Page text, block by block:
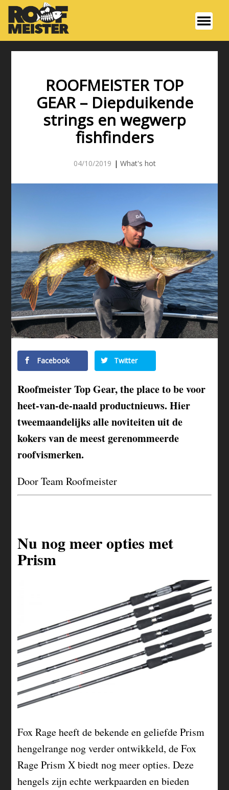
ROOFMEISTER TOP
GEAR – Diepduikende
strings en wegwerp
fishfinders
04/10/2019 | What's hot
Facebook Twitter
Roofmeister Top Gear, the place to be voor
heet-van-de-naald productnieuws. Hier
tweemaandelijks alle noviteiten uit de
kokers van de meest gerenommeerde
roofvismerken.
Door Team Roofmeister
Nu nog meer opties met
Prism
Fox Rage heeft de bekende en geliefde Prism
hengelrange nog verder ontwikkeld, de Fox
Rage Prism X biedt nog meer opties. Deze
hengels zijn echte werkpaarden en bieden